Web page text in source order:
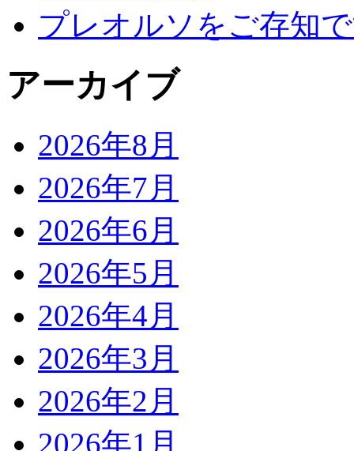
プレオルソをご存知
アーカイブ
2026年8月
2026年7月
2026年6月
2026年5月
2026年4月
2026年3月
2026年2月
2026年1月